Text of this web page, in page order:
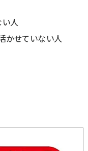
人
かせていない人